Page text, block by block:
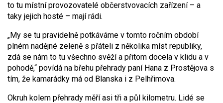
to tu místní provozovatelé občerstvovacích zařízení – a
taky jejich hosté – mají rádi.
„My se tu pravidelně potkáváme v tomto ročním období
plném nadějné zeleně s přáteli z několika míst republiky,
zdá se nám to tu všechno svěží a přitom docela v klidu a v
pohodě,“ povídá na břehu přehrady paní Hana z Prostějova s
tím, že kamarádky má od Blanska i z Pelhřimova.
Okruh kolem přehrady měří asi tři a půl kilometru. Lidé se